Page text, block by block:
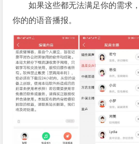
如果这些都无法满足你的需求
你的的语音播报。